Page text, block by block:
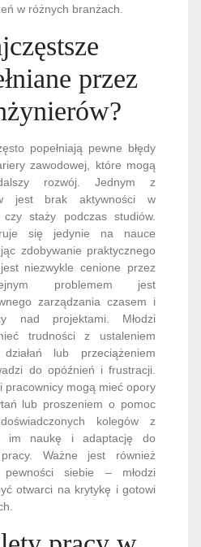
w różnych branżach.
przez
popełniają pewne błędy
zawodowej, które mogą
rozwój. Jednym z
jest brak aktywności w
staży podczas studiów.
się jedynie na nauce
zdobywanie praktycznego
niezwykle cenione przez
problemem jest
zarządzania czasem i
nad projektami. Młodzi
trudności z ustaleniem
lub przeciążeniem
do opóźnień i frustracji.
pracownicy mogą mieć opory
lub proszeniem o pomoc
kolegów z
im naukę i adaptację do
Ważne jest również
pewności siebie – młodzi
otwarci na krytykę i gotowi